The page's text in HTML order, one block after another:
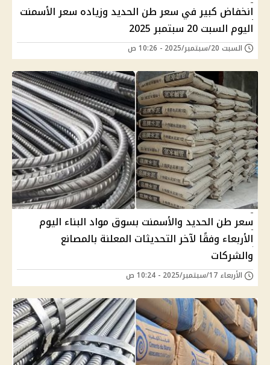
انخفاض كبير في سعر طن الحديد وزياده سعر الأسمنت
اليوم السبت 20 سبتمبر 2025
السبت 20/سبتمبر/2025 - 10:26 ص
سعر طن الحديد والأسمنت بسوق مواد البناء اليوم
الأربعاء وفقًا لآخر التحديثات المعلنة بالمصانع
والشركات
الأربعاء 17/سبتمبر/2025 - 10:24 ص